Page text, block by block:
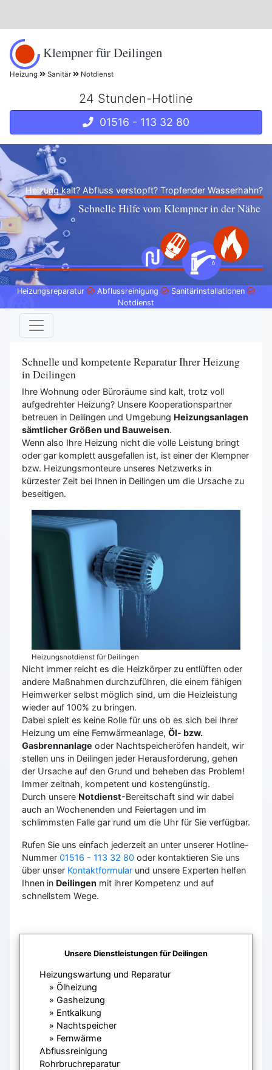
Klempner für Deilingen
Heizung Sanitär Notdienst
24 Stunden-Hotline
01516 - 113 32 80
Heizung kalt? Abfluss verstopft? Tropfender Wasserhahn?
Schnelle Hilfe vom Klempner in der Nähe
Heizungsreparatur Abflussreinigung
Sanitärinstallationen
Notdienst
Schnelle und kompetente Reparatur Ihrer Heizung
in Deilingen
Ihre Wohnung oder Büroräume sind kalt, trotz voll
aufgedrehter Heizung? Unsere Kooperationspartner
betreuen in Deilingen und Umgebung Heizungsanlagen
sämtlicher Größen und Bauweisen.
Wenn also Ihre Heizung nicht die volle Leistung bringt
oder gar komplett ausgefallen ist, ist einer der Klempner
bzw. Heizungsmonteure unseres Netzwerks in
kürzester Zeit bei Ihnen in Deilingen um die Ursache zu
beseitigen.
Heizungsnotdienst für Deilingen
Nicht immer reicht es die Heizkörper zu entlüften oder
andere Maßnahmen durchzuführen, die einem fähigen
Heimwerker selbst möglich sind, um die Heizleistung
wieder auf 100% zu bringen.
Dabei spielt es keine Rolle für uns ob es sich bei Ihrer
Heizung um eine Fernwärmeanlage, Öl- bzw.
Gasbrennanlage oder Nachtspeicheröfen handelt, wir
stellen uns in Deilingen jeder Herausforderung, gehen
der Ursache auf den Grund und beheben das Problem!
Immer zeitnah, kompetent und kostengünstig.
Durch unsere Notdienst-Bereitschaft sind wir dabei
auch an Wochenenden und Feiertagen und im
schlimmsten Falle gar rund um die Uhr für Sie verfügbar.
Rufen Sie uns einfach jederzeit an unter unserer Hotline-
Nummer 01516 - 113 32 80 oder kontaktieren Sie uns
über unser Kontaktformular und unsere Experten helfen
Ihnen in Deilingen mit ihrer Kompetenz und auf
schnellstem Wege.
Unsere Dienstleistungen für Deilingen
Heizungswartung und Reparatur
Ölheizung
Gasheizung
Entkalkung
Nachtspeicher
Fernwärme
Abflussreinigung
Rohrbruchreparatur